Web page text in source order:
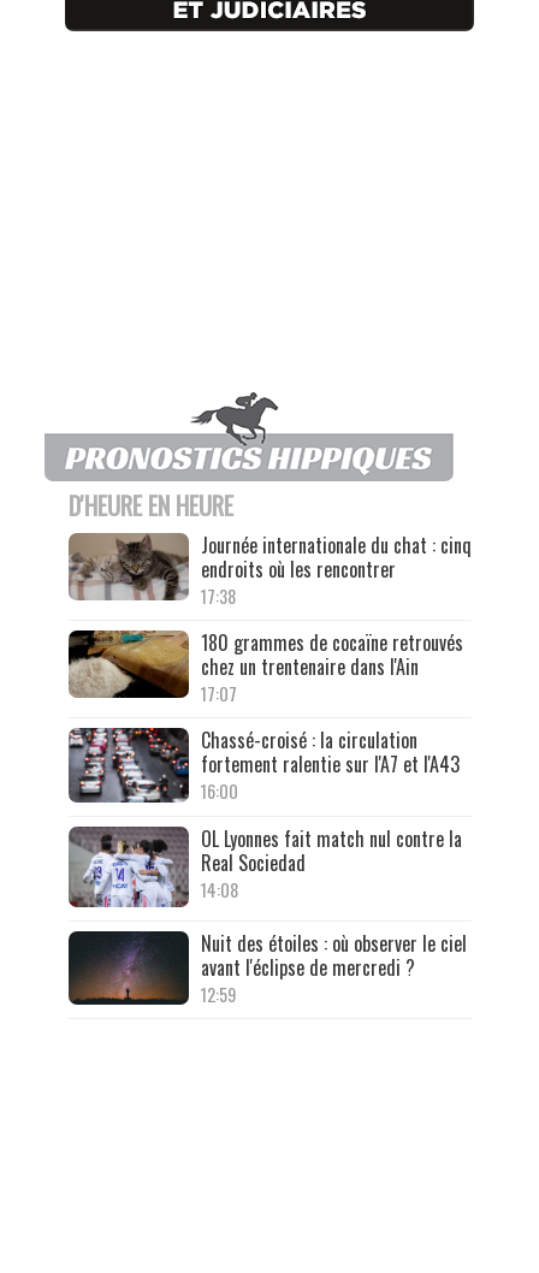
D'HEURE EN HEURE
Journée internationale du chat : cinq
endroits où les rencontrer
17:38
180 grammes de cocaïne retrouvés
chez un trentenaire dans l'Ain
17:07
Chassé-croisé : la circulation
fortement ralentie sur l'A7 et l'A43
16:00
OL Lyonnes fait match nul contre la
Real Sociedad
14:08
Nuit des étoiles : où observer le ciel
avant l'éclipse de mercredi ?
12:59